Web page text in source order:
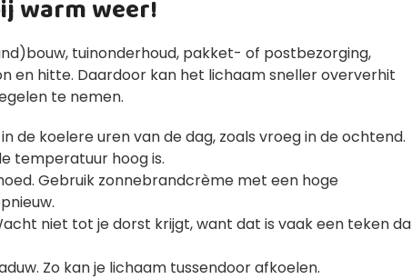
warm weer!
tuinonderhoud, pakket- of postbezorging,
en hitte. Daardoor kan het lichaam sneller oververhit
te nemen.
de koelere uren van de dag, zoals vroeg in de ochtend.
temperatuur hoog is.
Gebruik zonnebrandcrème met een hoge
niet tot je dorst krijgt, want dat is vaak een teken
Zo kan je lichaam tussendoor afkoelen.